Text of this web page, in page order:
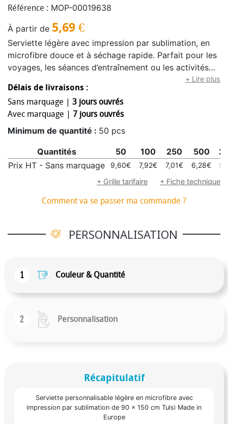
Référence : MOP-00019638
À partir de 5,69 €
Serviette légère avec impression par sublimation, en
microfibre douce et à séchage rapide. Parfait pour les
voyages, les séances d’entraînement ou les activités
de plein air. Compacte et facile à emporter, cette
serviette est aussi fonctionnelle qu’élégante.
Dimensions de la serviette : 90 x 150 cm.
+ Lire plus
Délais de livraisons :
Sans marquage | 3 jours ouvrés
Avec marquage | 7 jours ouvrés
Minimum de quantité : 50 pcs
Quantités 50 100 250 500
Prix HT - Sans marquage
9,60€ 7,92€ 7,01€ 6,28€
+ Grille tarifaire
+ Fiche technique
Comment va se passer ma commande ?
PERSONNALISATION
1 Couleur & Quantité
2 Personnalisation
Récapitulatif
Serviette personnalisable légère en microfibre avec
impression par sublimation de 90 x 150 cm Tulsi Made in
Europe